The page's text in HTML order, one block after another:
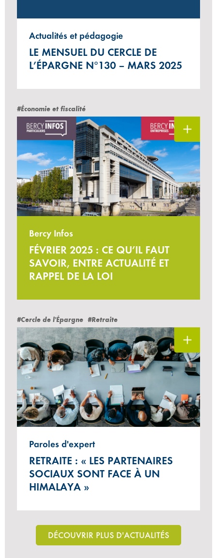
Actualités et pédagogie
LE MENSUEL DU CERCLE DE
L’ÉPARGNE N°130 – MARS 2025
#Économie et fiscalité
Bercy Infos
FÉVRIER 2025 : CE QU’IL FAUT
SAVOIR, ENTRE ACTUALITÉ ET
RAPPEL DE LA LOI
#Cercle de l'Épargne #Retraite
Paroles d'expert
RETRAITE : « LES PARTENAIRES
SOCIAUX SONT FACE À UN
HIMALAYA »
DÉCOUVRIR PLUS D'ACTUALITÉS